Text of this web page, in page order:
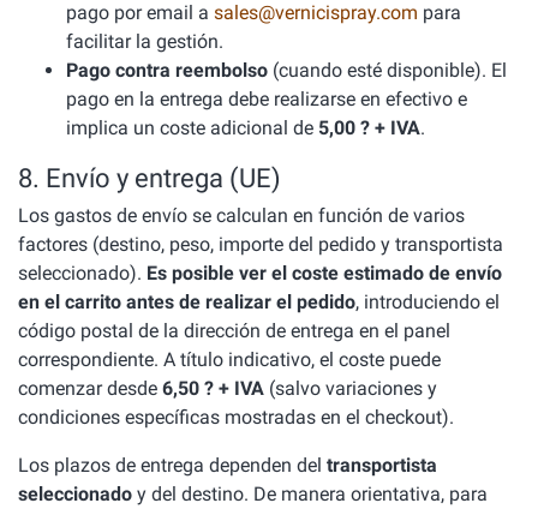
pago por email a sales@vernicispray.com para
facilitar la gestión.
Pago contra reembolso (cuando esté disponible). El
pago en la entrega debe realizarse en efectivo e
implica un coste adicional de 5,00 ? + IVA.
8. Envío y entrega (UE)
Los gastos de envío se calculan en función de varios
factores (destino, peso, importe del pedido y transportista
seleccionado). Es posible ver el coste estimado de envío
en el carrito antes de realizar el pedido, introduciendo el
código postal de la dirección de entrega en el panel
correspondiente. A título indicativo, el coste puede
comenzar desde 6,50 ? + IVA (salvo variaciones y
condiciones específicas mostradas en el checkout).
Los plazos de entrega dependen del transportista
seleccionado y del destino. De manera orientativa, para